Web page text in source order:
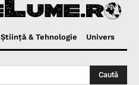
Ştiinţă & Tehnologie Univers
Caută